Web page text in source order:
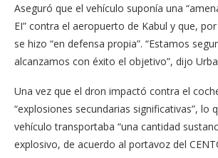
Aseguró que el vehículo suponía una
EI” contra el aeropuerto de Kabul y que,
se hizo “en defensa propia”. “Estamos
alcanzamos con éxito el objetivo”, dijo
Una vez que el dron impactó contra el
“explosiones secundarias significativas”, lo
vehículo transportaba “una cantidad
explosivo, de acuerdo al portavoz del